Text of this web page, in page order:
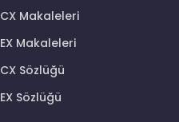
CX Makaleleri
EX Makaleleri
CX Sözlüğü
EX Sözlüğü